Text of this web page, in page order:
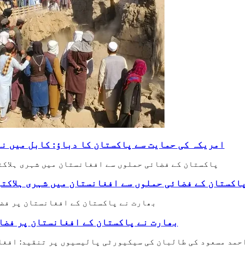
امریکہ کی حمایت سے پاکستان کا دباؤ: کابل میں
پاکستان کے فضائی حملوں سے افغانستان میں شہری
بھارت نے پاکستان کے افغانستان پر